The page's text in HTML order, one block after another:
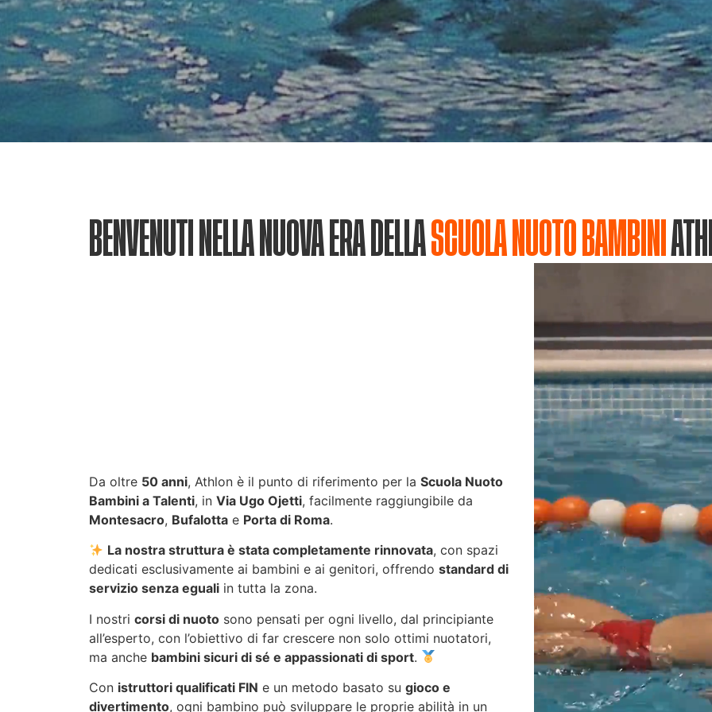
BENVENUTI NELLA NUOVA ERA DELLASCUOLA NUOTO BAMBINI
Da oltre 50 anni, Athlon è il punto di riferimento per la Scuola Nuoto
Bambini a Talenti, in Via Ugo Ojetti, facilmente raggiungibile da
Montesacro, Bufalotta e Porta di Roma.
La nostra struttura è stata completamente rinnovata, con spazi
dedicati esclusivamente ai bambini e ai genitori, offrendo standard di
servizio senza eguali in tutta la zona.
I nostri corsi di nuoto sono pensati per ogni livello, dal principiante
all’esperto, con l’obiettivo di far crescere non solo ottimi nuotatori,
ma anche bambini sicuri di sé e appassionati di sport.
Con istruttori qualificati FIN e un metodo basato su gioco e
divertimento, ogni bambino può sviluppare le proprie abilità in un